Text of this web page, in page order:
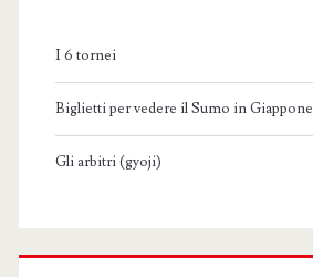
I 6 tornei
Biglietti per vedere il Sumo in Giappone
Gli arbitri (gyoji)